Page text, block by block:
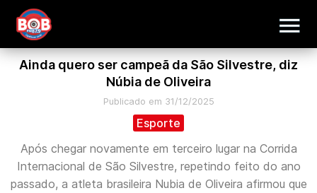
Ainda quero ser campeã da São Silvestre, diz
Núbia de Oliveira
Publicado em 31/12/2025
Esporte
Após chegar novamente em terceiro lugar na Corrida
Internacional de São Silvestre, repetindo feito do ano
passado, a atleta brasileira Nubia de Oliveira afirmou que